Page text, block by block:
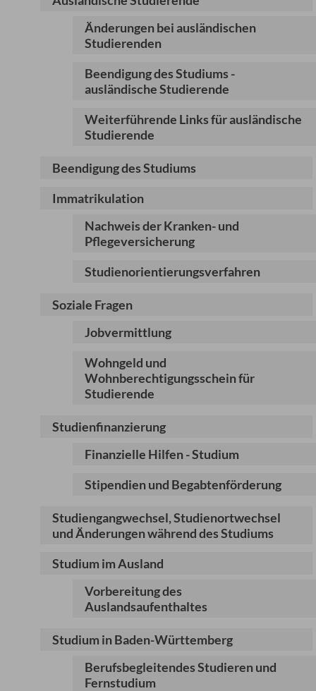
Änderungen bei ausländischen
Studierenden
Beendigung des Studiums -
ausländische Studierende
Weiterführende Links für ausländische
Studierende
Beendigung des Studiums
Immatrikulation
Nachweis der Kranken- und
Pflegeversicherung
Studienorientierungsverfahren
Soziale Fragen
Jobvermittlung
Wohngeld und
Wohnberechtigungsschein für
Studierende
Studienfinanzierung
Finanzielle Hilfen - Studium
Stipendien und Begabtenförderung
Studiengangwechsel, Studienortwechsel
und Änderungen während des Studiums
Studium im Ausland
Vorbereitung des
Auslandsaufenthaltes
Studium in Baden-Württemberg
Berufsbegleitendes Studieren und
Fernstudium